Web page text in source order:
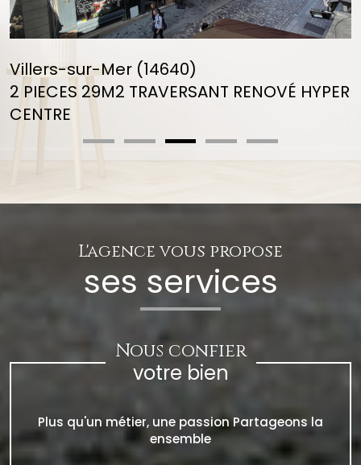
Villers-sur-Mer (14640)
2 PIECES 29M2 TRAVERSANT RENOVÉ HYPER
CENTRE
L'agence vous propose
ses services
Nous confier
votre bien
Plus qu'un métier, une passion Partageons la
ensemble